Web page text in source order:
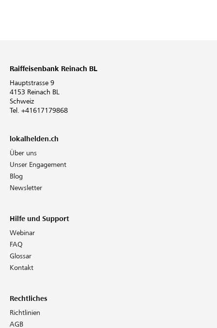
Raiffeisenbank Reinach BL
Hauptstrasse 9
4153 Reinach BL
Schweiz
Tel. +41617179868
lokalhelden.ch
Über uns
Unser Engagement
Blog
Newsletter
Hilfe und Support
Webinar
FAQ
Glossar
Kontakt
Rechtliches
Richtlinien
AGB